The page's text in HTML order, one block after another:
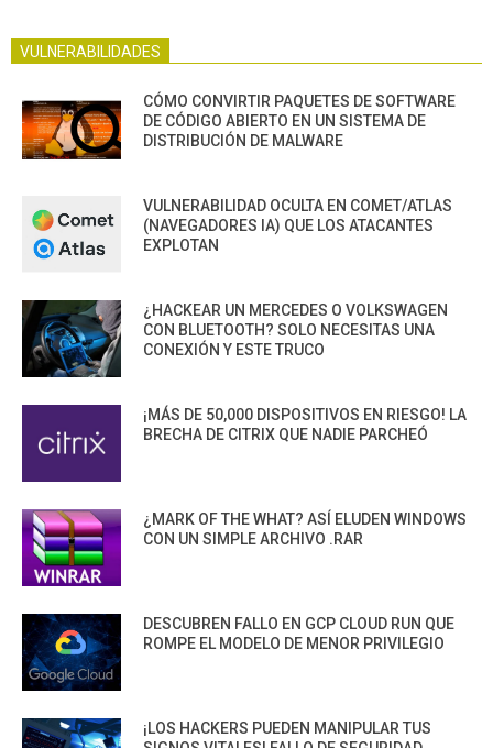
VULNERABILIDADES
CÓMO CONVIRTIR PAQUETES DE SOFTWARE
DE CÓDIGO ABIERTO EN UN SISTEMA DE
DISTRIBUCIÓN DE MALWARE
VULNERABILIDAD OCULTA EN COMET/ATLAS
(NAVEGADORES IA) QUE LOS ATACANTES
EXPLOTAN
¿HACKEAR UN MERCEDES O VOLKSWAGEN
CON BLUETOOTH? SOLO NECESITAS UNA
CONEXIÓN Y ESTE TRUCO
¡MÁS DE 50,000 DISPOSITIVOS EN RIESGO! LA
BRECHA DE CITRIX QUE NADIE PARCHEÓ
¿MARK OF THE WHAT? ASÍ ELUDEN WINDOWS
CON UN SIMPLE ARCHIVO .RAR
DESCUBREN FALLO EN GCP CLOUD RUN QUE
ROMPE EL MODELO DE MENOR PRIVILEGIO
¡LOS HACKERS PUEDEN MANIPULAR TUS